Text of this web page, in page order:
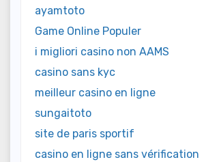
ayamtoto
Game Online Populer
i migliori casino non AAMS
casino sans kyc
meilleur casino en ligne
sungaitoto
site de paris sportif
casino en ligne sans vérification